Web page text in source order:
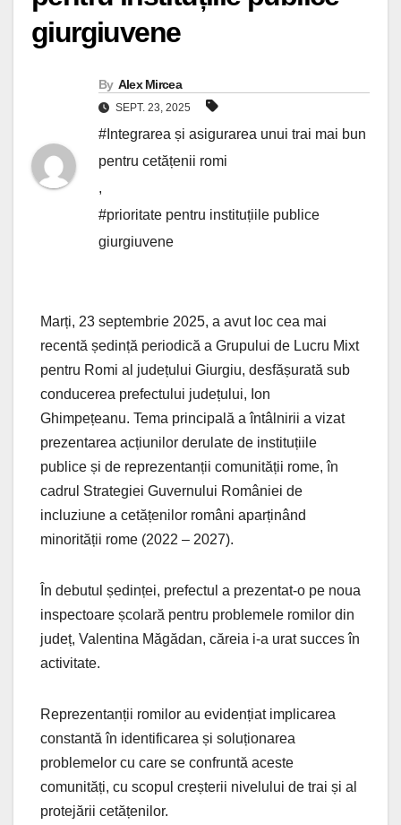
giurgiuvene
By Alex Mircea
SEPT. 23, 2025
#Integrarea și asigurarea unui trai mai bun
pentru cetățenii romi
,
#prioritate pentru instituțiile publice
giurgiuvene
Marți, 23 septembrie 2025, a avut loc cea mai
recentă ședință periodică a Grupului de Lucru Mixt
pentru Romi al județului Giurgiu, desfășurată sub
conducerea prefectului județului, Ion
Ghimpețeanu. Tema principală a întâlnirii a vizat
prezentarea acțiunilor derulate de instituțiile
publice și de reprezentanții comunității rome, în
cadrul Strategiei Guvernului României de
incluziune a cetățenilor români aparținând
minorității rome (2022 – 2027).
În debutul ședinței, prefectul a prezentat-o pe noua
inspectoare școlară pentru problemele romilor din
județ, Valentina Măgădan, căreia i-a urat succes în
activitate.
Reprezentanții romilor au evidențiat implicarea
constantă în identificarea și soluționarea
problemelor cu care se confruntă aceste
comunități, cu scopul creșterii nivelului de trai și al
protejării cetățenilor.